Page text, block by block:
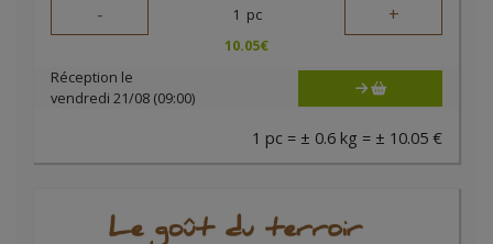
- 1 pc +
10.05€
Réception le
vendredi 21/08 (09:00)
1 pc = ± 0.6 kg = ± 10.05 €